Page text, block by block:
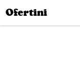
Ofertini